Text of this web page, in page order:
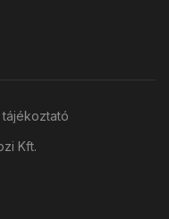
Kft.